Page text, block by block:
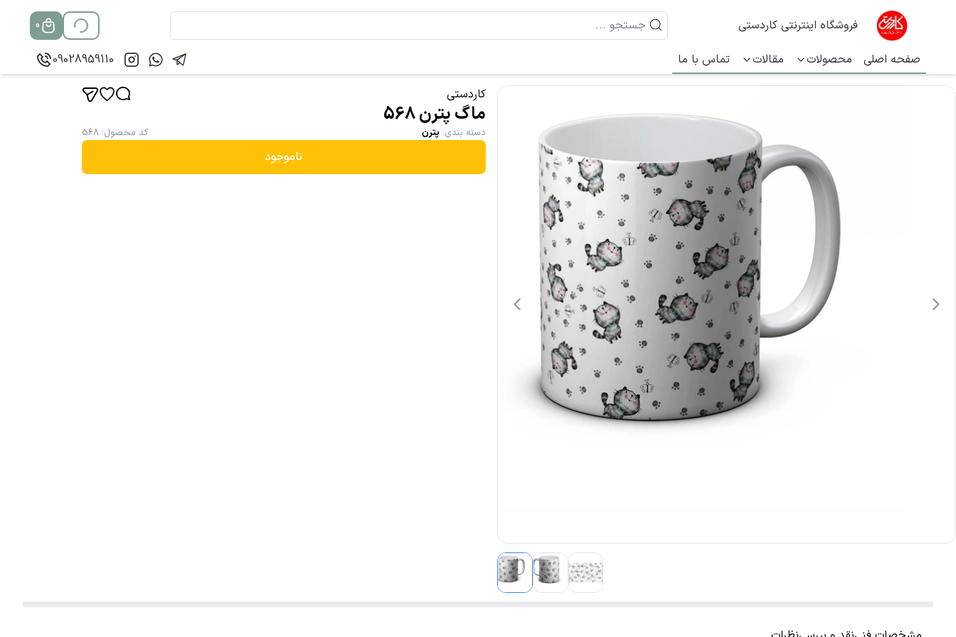
فروشگاه اینترنتی کاردستی 0
صفحه اصلی محصولات مقالات تماس با ما 09028959110
کاردستی
ماگ پترن 568
دسته بندی: پترن کد محصول:
568
ناموجود